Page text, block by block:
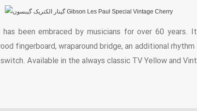
been embraced by musicians for over 60
fingerboard, wraparound bridge, an additional
Available in the always classic TV Yellow and